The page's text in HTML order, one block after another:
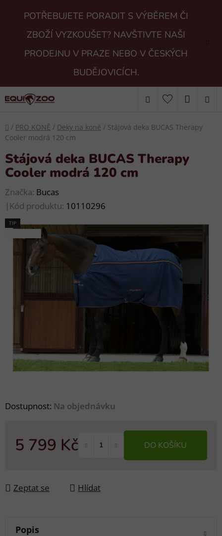
POTŘEBUJETE PORADIT S VÝBĚREM ČI
ZBOŽÍ VYZKOUŠET? NAVŠTIVTE NAŠI
PRODEJNU V PRAZE NEBO V ČESKÝCH
BUDĚJOVICÍCH.
Hledat
KOŠÍK
Domů
/ PRO KONĚ / Deky na koně / Stájová deka BUCAS Therapy
Cooler modrá 120 cm
Dostupnost: Na objednávku
5 799 Kč DO KOŠÍKU
Zeptat se Hlídat
Stájová deka BUCAS Therapy
Cooler modrá 120 cm
Značka: Bucas
| Kód produktu: 10110296
TIP
Popis